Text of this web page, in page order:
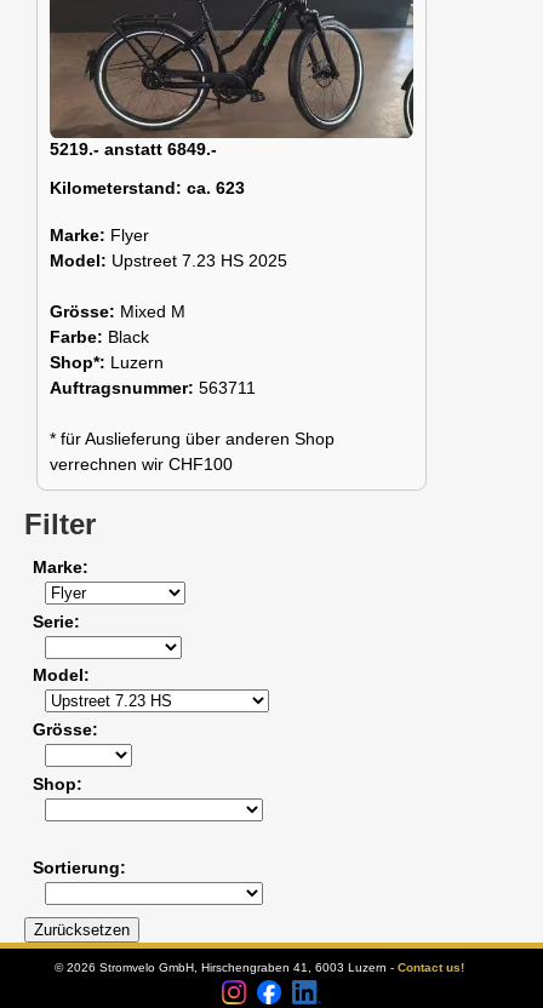
5219.- anstatt 6849.-
Kilometerstand: ca. 623
Marke: Flyer
Model: Upstreet 7.23 HS 2025
Grösse: Mixed M
Farbe: Black
Shop*: Luzern
Auftragsnummer: 563711
* für Auslieferung über anderen Shop
verrechnen wir CHF100
Filter
Marke
Serie
Model
Grösse
Shop
Sortierung
© 2026 Stromvelo GmbH, Hirschengraben 41, 6003 Luzern - Contact us!